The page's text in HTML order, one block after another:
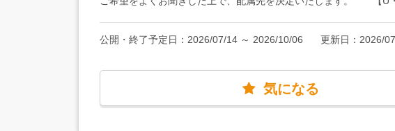
います！資格取得後は、資格の種類によって月給に手当加算もし
ることもできます。初期費用や引越費用を会社が負担するうえ、家
公開・終了予定日： 2026/07/14 ～ 2026/10/06 更新日： 2026/
気になる